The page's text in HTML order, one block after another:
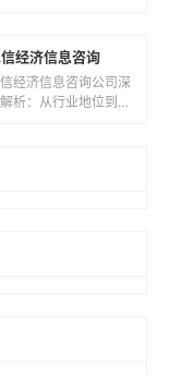
潮席卷商业领域的今
经济信息咨询
经济信息咨询公司深
析：从行业地位到服